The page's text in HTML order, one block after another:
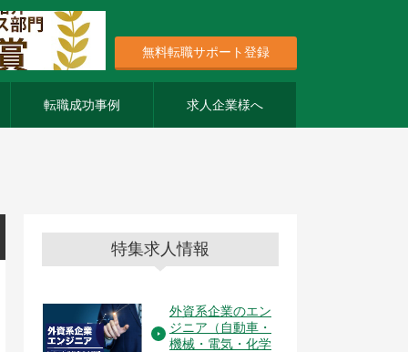
無料転職サポート登録
転職成功事例 求人企業様へ
特集求人情報
外資系企業のエン
ジニア（自動車・
機械・電気・化学